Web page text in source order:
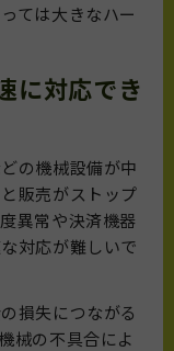
ては大きなハー
に対応でき
の機械設備が中
販売がストップ
異常や決済機器
対応が難しいで
損失につながる
械の不具合によ